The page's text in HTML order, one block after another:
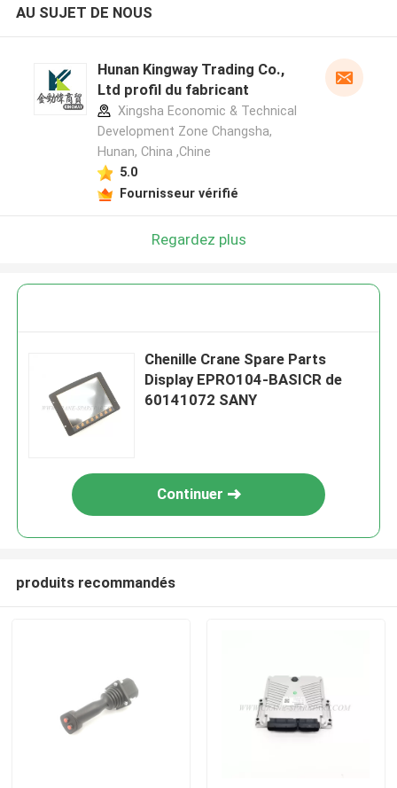
AU SUJET DE NOUS
Hunan Kingway Trading Co.,
Ltd profil du fabricant
Xingsha Economic & Technical
Development Zone Changsha,
Hunan, China ,Chine
5.0
Fournisseur vérifié
Regardez plus
Chenille Crane Spare Parts
Display EPRO104-BASICR de
60141072 SANY
Continuer
produits recommandés